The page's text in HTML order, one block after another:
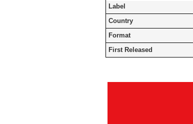
Label
Country
Format
First Released